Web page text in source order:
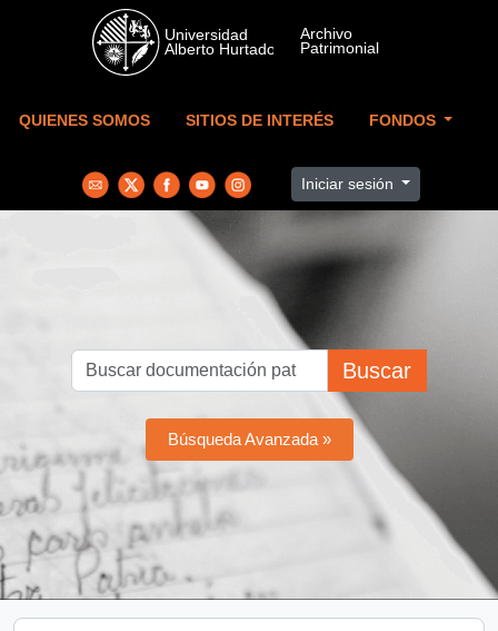
Skip to main content
QUIENES SOMOS SITIOS DE INTERÉS FONDOS
Iniciar sesión
Buscar
Búsqueda Avanzada »